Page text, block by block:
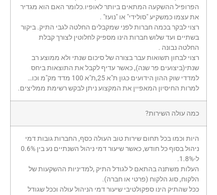
הפרופיל ההשקעה המתאים ביותר לאופיו.כלומר האם הוא מגדיר
את עצמו כמשקיע "סולידי" או "נועז" .
רצוי לבקר בכמה חברות לפני שמקבלים החלטה לגבי התיק. ביקור
בשתיים ועד שלוש חברות הינו מספיק לחלוטין לצורך קבלת
החלטה נבונה .
רצוי לבחון תשואות עבר בצורה של סיכום שנתי ולא ממוצע רב
שנתי(ביצועים פר שנה), כאשר עדיף לקבל את התוצאות ביחס
למדדי שוק ההון הידועים כגון ת"א 25,ת"א 100 מדד מק"מ וכו…
למרות החיסיון המאפיין את המקצוע ניתן לבקש רשימת ממליצים.
כמה עולה השירות?
היות וכמו בכל תחום שירות טוב העולה כסף, החברות גובות דמי
ניהול בסוף כל חודש, כאשר שיעור דמי ניהול השנתיים נע בין 0.6%
ל-1.8%.
העלות משתנה בהתאם ל לגודל התיק ,למדיניות ההשקעות של
הלקוח, סוג הלקוח (פרטי או חברה).
ככל שהתיק הינו ספקולטיבי שיעור דמי הניהול עולה וככל שגודל